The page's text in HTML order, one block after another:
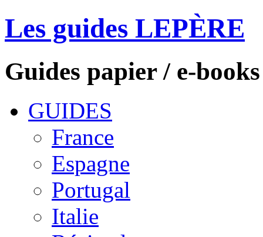
Les guides LEPÈRE
Guides papier / e-
GUIDES
France
Espagne
Portugal
Italie